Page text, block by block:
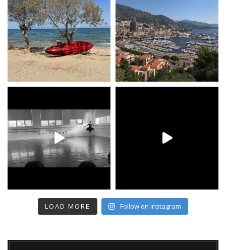
LOAD MORE Follow on Instagram